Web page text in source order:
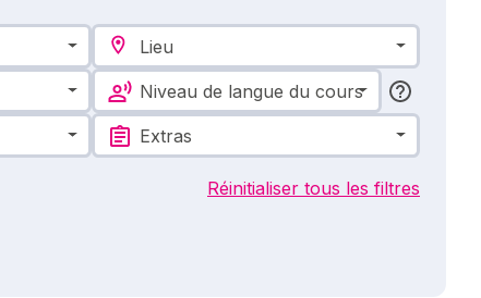
Lieu
Niveau de langue du cours
Extras
Réinitialiser tous les filtres